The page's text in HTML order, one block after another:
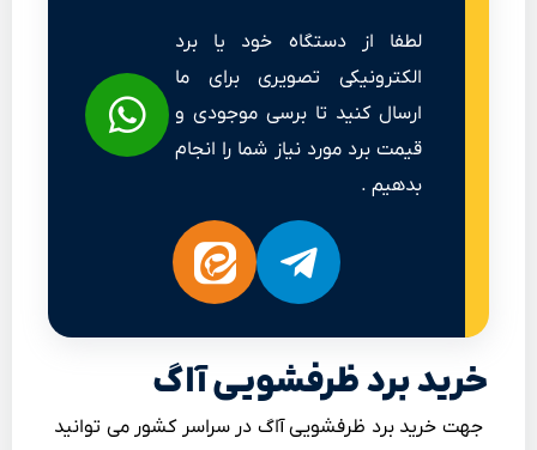
لطفا از دستگاه خود یا برد
الکترونیکی تصویری برای ما
ارسال کنید تا برسی موجودی و
قیمت برد مورد نیاز شما را انجام
بدهیم .
خرید برد ظرفشویی آاگ
جهت خرید برد ظرفشویی آاگ در سراسر کشور می توانید